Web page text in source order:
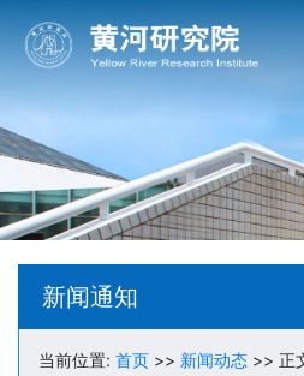
新闻通知
当前位置: 首页 >> 新闻动态 >> 正